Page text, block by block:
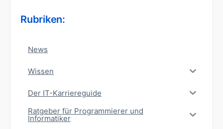
Rubriken:
News
Wissen
Der IT-Karriereguide
Ratgeber für Programmierer und
Informatiker